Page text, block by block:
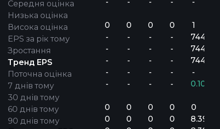
Середня оцінка
Низька оцінка
Висока оцінка
EPS за рік тому
Зростання
Тренд EPS
Поточна оцінка
7 днів тому
30 днів тому
60 днів тому
90 днів тому
0
-
-
-
-
-
0
0
0
-
-
-
-
-
0
0
0
-
-
-
-
-
0
0
0
-
-
-
-
-
0
0
1
744.9M
744.9M
744.9M
-
0.10%
0
8.39